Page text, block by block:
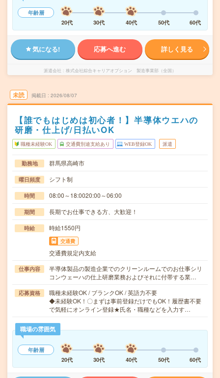
年齢層
20代
30代 40代 50代 60代
気になる! 応募へ進む 詳しく見る
派遣会社 株式会社綜合キャリアオプション 製造事業部（全国）
未読 掲載日 2026/08/07
【誰でもはじめは初心者！】半導体ウエハの
研磨・仕上げ/日払いOK
職種未経験OK 交通費別途支給あり WEB登録OK 派遣
勤務地 群馬県高崎市
曜日頻度 シフト制
時間 08:00～18:0020:00～06:00
期間 長期でお仕事できる方、大歓迎！
時給 時給1550円
交通費
交通費規定内支給
仕事内容
半導体製品の製造企業でのクリーンルームでのお仕事シリ
コンウェーハの仕上研磨業務およびそれに付帯する業…
応募資格
職種未経験OK / ブランクOK / 英語力不要
◆未経験OK！〇まずは事前登録だけでもOK！履歴書不要
で気軽にオンライン登録★氏名・職種などを入力す…
職場の雰囲気
年齢層
20代
30代 40代 50代 60代